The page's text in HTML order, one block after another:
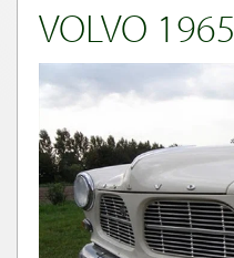
VOLVO 1965